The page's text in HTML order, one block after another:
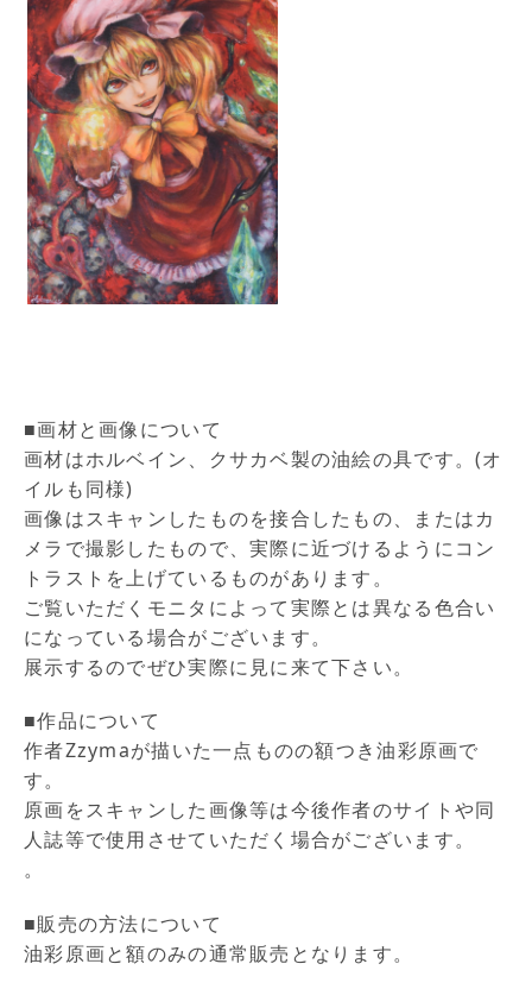
■画材と画像について
画材はホルベイン、クサカベ製の油絵の具です。(オ
イルも同様)
画像はスキャンしたものを接合したもの、またはカ
メラで撮影したもので、実際に近づけるようにコン
トラストを上げているものがあります。
ご覧いただくモニタによって実際とは異なる色合い
になっている場合がございます。
展示するのでぜひ実際に見に来て下さい。
■作品について
作者Zzymaが描いた一点ものの額つき油彩原画で
す。
原画をスキャンした画像等は今後作者のサイトや同
人誌等で使用させていただく場合がございます。
。
■販売の方法について
油彩原画と額のみの通常販売となります。